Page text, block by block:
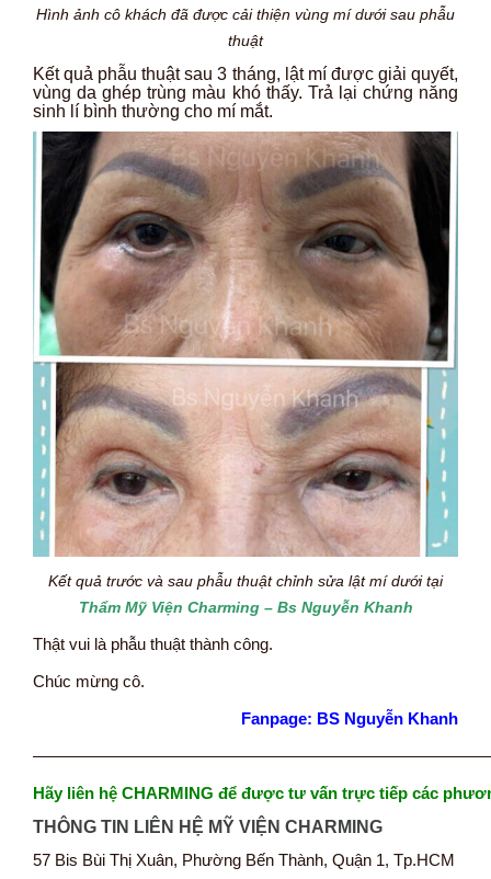
Hình ảnh cô khách đã được cải thiện vùng mí dưới sau phẫu
thuật
Kết quả phẫu thuật sau 3 tháng, lật mí được giải quyết,
vùng da ghép trùng màu khó thấy. Trả lại chứng năng
sinh lí bình thường cho mí mắt.
Kết quả trước và sau phẫu thuật chỉnh sửa lật mí dưới tại
Thẩm Mỹ Viện Charming – Bs Nguyễn Khanh
Thật vui là phẫu thuật thành công.
Chúc mừng cô.
Fanpage: BS Nguyễn Khanh
Hãy liên hệ CHARMING để được tư vấn trực tiếp các
THÔNG TIN LIÊN HỆ MỸ VIỆN CHARMING
57 Bis Bùi Thị Xuân, Phường Bến Thành, Quận 1, Tp.HCM